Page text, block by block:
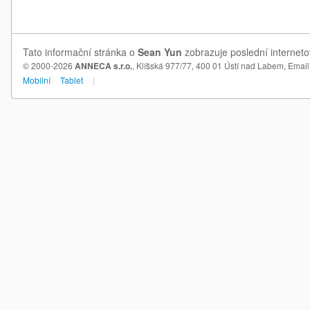
Tato informační stránka o Sean Yun zobrazuje poslední
© 2000-2026 ANNECA s.r.o., Klíšská 977/77, 400 01 Ústí nad Labem,
Mobilní
Tablet |